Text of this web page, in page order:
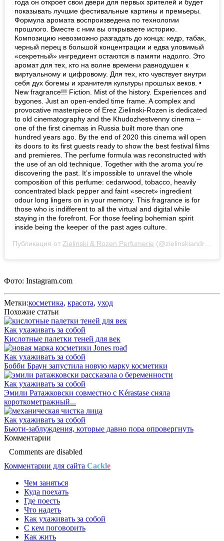
года он откроет свои двери для первых зрителей и будет
показывать лучшие фестивальные картины и премьеры.
Формула аромата воспроизведена по технологии
прошлого. Вместе с ним вы открываете историю.
Композицию невозможно разгадать до конца: кедр, табак,
черный перец в большой концентрации и едва уловимый
«секретный» ингредиент остаются в памяти надолго. Это
аромат для тех, кто на волне времени равнодушен к
виртуальному и цифровому. Для тех, кто чувствует внутри
себя дух богемы и хранителя культуры прошлых веков. •
New fragrance!!! Fiction. Mist of the history. Experiences and
bygones. Just an open-ended time frame. A complex and
provocative masterpiece of Erez Zielinski-Rozen is dedicated
to old cinematography and the Khudozhestvenny cinema –
one of the first cinemas in Russia built more than one
hundred years ago. By the end of 2020 this cinema will open
its doors to its first guests ready to show the best festival films
and premieres. The perfume formula was reconstructed with
the use of an old technique. Together with the aroma you’re
discovering the past. It’s impossible to unravel the whole
composition of this perfume: cedarwood, tobacco, heavily
concentrated black pepper and faint «secret» ingredient
odour long lingers on in your memory. This fragrance is for
those who is indifferent to all the virtual and digital while
staying in the forefront. For those feeling bohemian spirit
inside being the keeper of the past ages culture.
Публикация от Zielinski & Rozen Perfumerie (@zielinskiandrozen_official)
Фото: Instagram.com
Метки:косметика, красота, уход
Похожие статьи
Как ухаживать за собой
Кислотные палетки теней для век
Как ухаживать за собой
Бобби Браун запустила новую марку косметики
Как ухаживать за собой
Эмили Ратажковски совместно с Kérastase сняла
короткометражный...
Как ухаживать за собой
Бьюти-заблуждения, которые давно пора опровергнуть
Комментарии
Comments are disabled
Комментарии для сайта Cackle
Чем заняться
Куда поехать
Где поесть
Что надеть
Как ухаживать за собой
С кем поговорить
Как жить